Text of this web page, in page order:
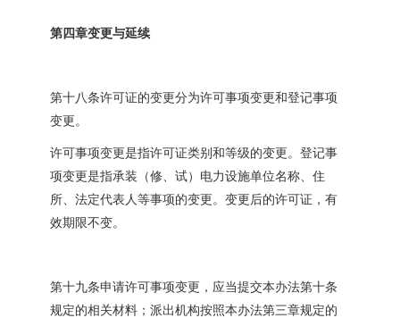
第四章变更与延续
第十八条许可证的变更分为许可事项变更和登记事项
变更。
许可事项变更是指许可证类别和等级的变更。登记事
项变更是指承装（修、试）电力设施单位名称、住
所、法定代表人等事项的变更。变更后的许可证，有
效期限不变。
第十九条申请许可事项变更，应当提交本办法第十条
规定的相关材料；派出机构按照本办法第三章规定的